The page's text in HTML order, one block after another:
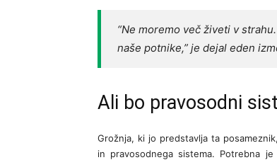
“Ne moremo več živeti v
naše potnike,” je dejal eden
Ali bo pravosodni
Grožnja, ki jo predstavlja ta
in pravosodnega sistema. Potrebna